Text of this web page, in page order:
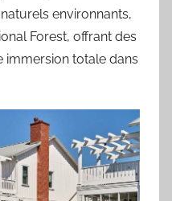
environnants,
Forest, offrant des
immersion totale dans